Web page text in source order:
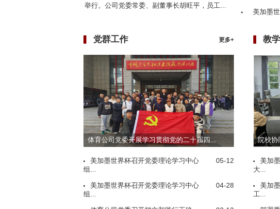
举行。公司党委常委、副董事长胡旺平，员工...
美加墨
更多+
党群工作
体育公司党委开展学习贯彻党的二十届四...
05-12
美加墨世界杯召开党委理论学习中心
组...
04-28
美加墨世界杯召开党委理论学习中心
组...
教
院校
美加
大...
美加
工...